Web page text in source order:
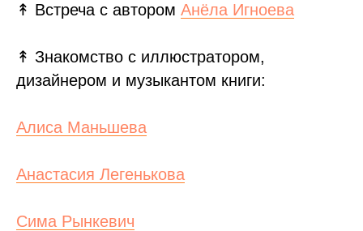
↟ Встреча с автором Анёла Игноева
↟ Знакомство с иллюстратором,
дизайнером и музыкантом книги:
Алиса Маньшева
Анастасия Легенькова
Сима Рынкевич